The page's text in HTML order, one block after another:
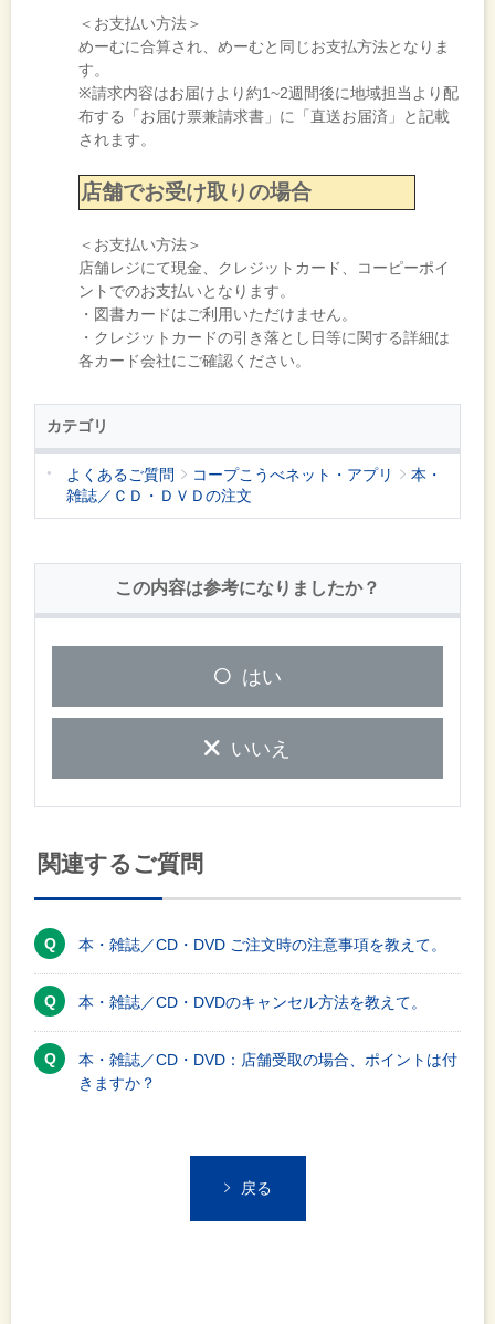
＜お支払い方法＞
めーむに合算され、めーむと同じお支払方法となりま
す。
※請求内容はお届けより約1~2週間後に地域担当より配
布する「お届け票兼請求書」に「直送お届済」と記載
されます。
店舗でお受け取りの場合
＜お支払い方法＞
店舗レジにて現金、クレジットカード、コーピーポイ
ントでのお支払いとなります。
・図書カードはご利用いただけません。
・クレジットカードの引き落とし日等に関する詳細は
各カード会社にご確認ください。
カテゴリ
よくあるご質問 コープこうべネット・アプリ
本・
雑誌／ＣＤ・ＤＶＤの注文
この内容は参考になりましたか？
はい
いいえ
関連するご質問
本・雑誌／CD・DVD ご注文時の注意事項を教えて。
本・雑誌／CD・DVDのキャンセル方法を教えて。
本・雑誌／CD・DVD：店舗受取の場合、ポイントは付
きますか？
戻る